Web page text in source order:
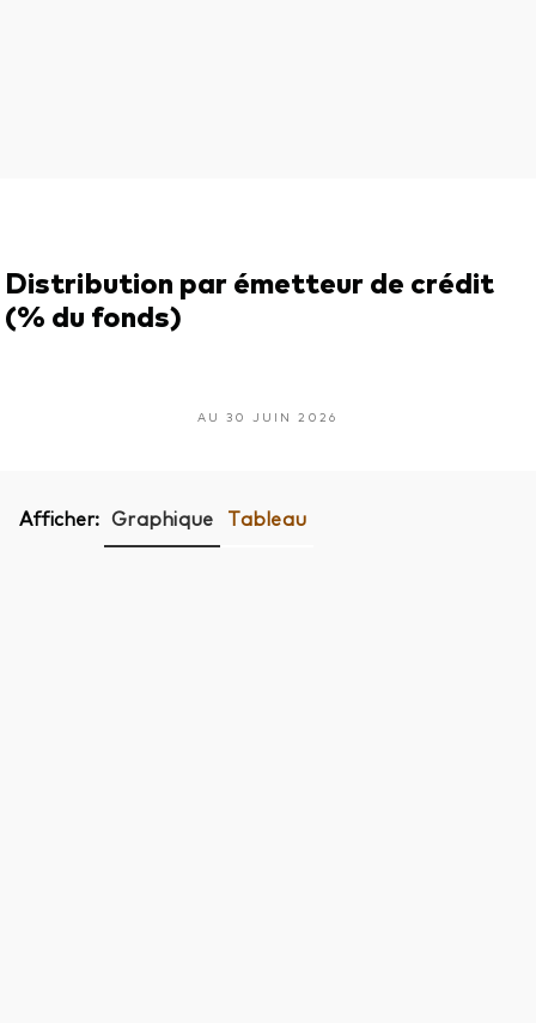
Distribution par émetteur de crédit
(% du fonds)
AU 30 JUIN 2026
Afficher: Graphique Tableau